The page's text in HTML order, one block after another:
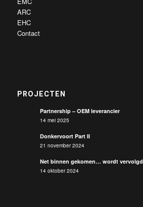
ARC
EHC
Contact
PROJECTEN
Partnership – OEM leverancier
14 mei 2025
Donkervoort Part II
21 november 2024
Net binnen gekomen… wordt vervolgd
14 oktober 2024